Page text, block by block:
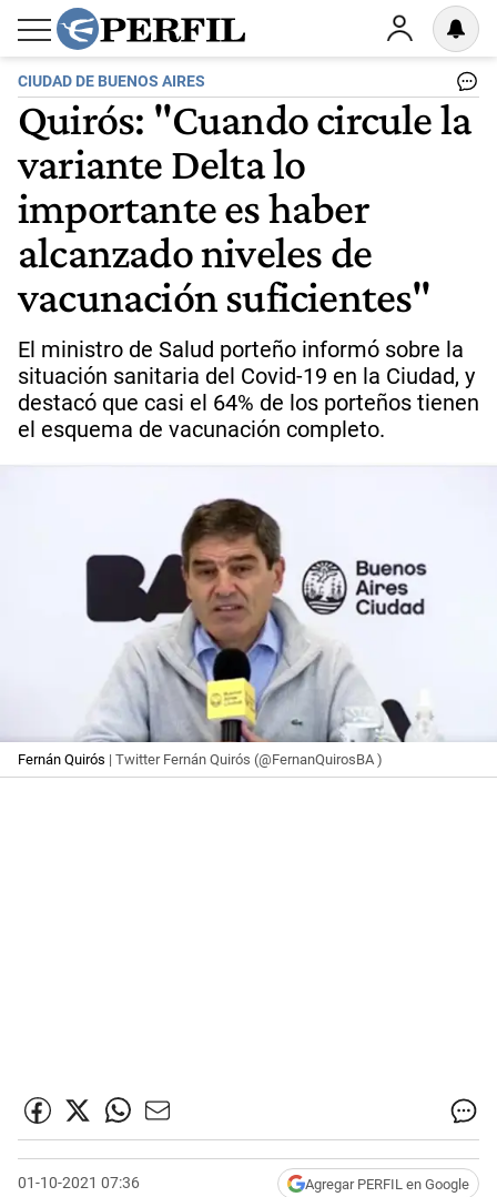
CIUDAD DE BUENOS AIRES
Quirós: "Cuando circule la
variante Delta lo
importante es haber
alcanzado niveles de
vacunación suficientes"
El ministro de Salud porteño informó sobre la
situación sanitaria del Covid-19 en la Ciudad, y
destacó que casi el 64% de los porteños tienen
el esquema de vacunación completo.
Fernán Quirós | Twitter Fernán Quirós (@FernanQuirosBA )
01-10-2021 07:36 Agregar PERFIL en Google